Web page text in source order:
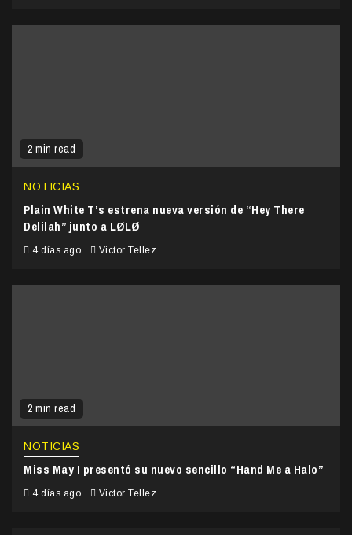
2 min read
NOTICIAS
Plain White T’s estrena nueva versión de “Hey There
Delilah” junto a LØLØ
4 días ago Victor Tellez
2 min read
NOTICIAS
Miss May I presentó su nuevo sencillo “Hand Me a Halo”
4 días ago Victor Tellez